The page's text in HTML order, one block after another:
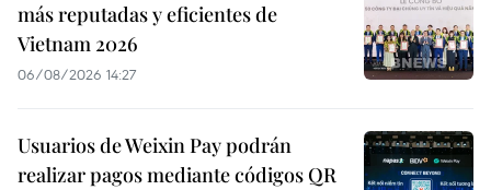
más reputadas y eficientes de
Vietnam 2026
06/08/2026 14:27
Usuarios de Weixin Pay podrán
realizar pagos mediante códigos QR